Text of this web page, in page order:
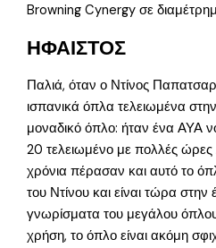
Browning Cynergy σε
ΗΦΑΙΣΤΟΣ
Παλιά, όταν ο Ντίνος
ισπανικά όπλα τελειωμένα
μοναδικό όπλο: ήταν ένα ΑΥΑ
20 τελειωμένο με πολλές
χρόνια πέρασαν και αυτό το
του Ντίνου και είναι τώρα στην
γνωρίσματα του μεγάλου όπλου
χρήση, το όπλο είναι ακόμη